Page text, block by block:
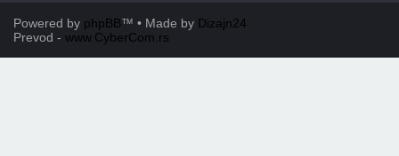
Powered by phpBB™ • Made by Dizajn24
Prevod - www.CyberCom.rs